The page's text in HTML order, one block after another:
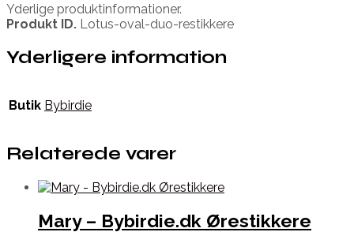
Yderlige produktinformationer.
Produkt ID. Lotus-oval-duo-restikkere
Yderligere information
Butik Bybirdie
Relaterede varer
Mary – Bybirdie.dk Ørestikkere